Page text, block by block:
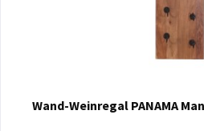
Wand-Weinregal PANAMA